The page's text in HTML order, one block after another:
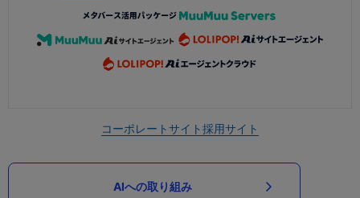
コーポレートサイト採用サイト
AIへの取り組み